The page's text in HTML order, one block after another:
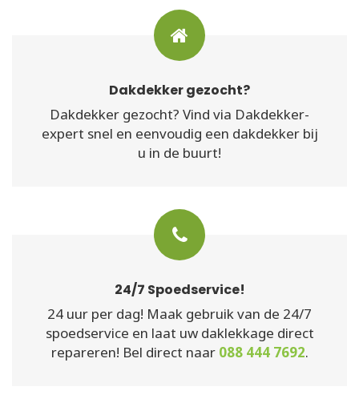
Dakdekker gezocht?
Dakdekker gezocht? Vind via Dakdekker-
expert snel en eenvoudig een dakdekker bij
u in de buurt!
24/7 Spoedservice!
24 uur per dag! Maak gebruik van de 24/7
spoedservice en laat uw daklekkage direct
repareren! Bel direct naar 088 444 7692.